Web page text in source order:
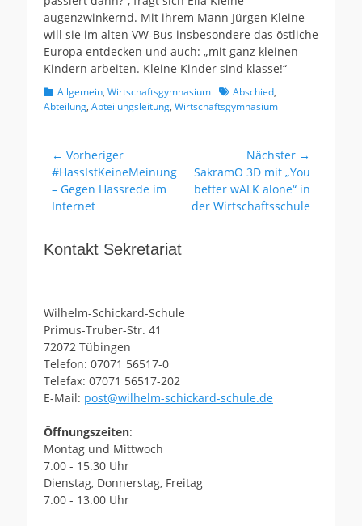
augenzwinkernd. Mit ihrem Mann Jürgen Kleine
will sie im alten VW-Bus insbesondere das östliche
Europa entdecken und auch: „mit ganz kleinen
Kindern arbeiten. Kleine Kinder sind klasse!“
Kategorien
Allgemein, Wirtschaftsgymnasium Schlagworte
Abschied,
Abteilung, Abteilungsleitung, Wirtschaftsgymnasium
Beitragsnavigation
← Vorheriger
Vorheriger
Beitrag:
#HassIstKeineMeinung
– Gegen Hassrede im
Internet
Nächster →
Nächster
Beitrag:
SakramO 3D mit „You
better wALK alone“ in
der Wirtschaftsschule
Kontakt Sekretariat
Wilhelm-Schickard-Schule
Primus-Truber-Str. 41
72072 Tübingen
Telefon: 07071 56517-0
Telefax: 07071 56517-202
E-Mail: post@wilhelm-schickard-schule.de
Öffnungszeiten:
Montag und Mittwoch
7.00 - 15.30 Uhr
Dienstag, Donnerstag, Freitag
7.00 - 13.00 Uhr